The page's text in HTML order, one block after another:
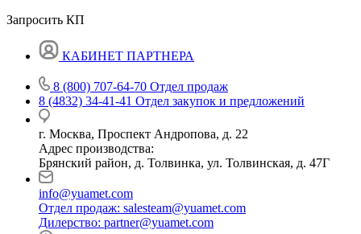
Запросить КП
КАБИНЕТ ПАРТНЕРА
8 (800) 707-64-70 Отдел продаж
8 (4832) 34-41-41 Отдел закупок и предложений
г. Москва, Проспект Андропова, д. 22
Адрес производства:
Брянский район, д. Толвинка, ул. Толвинская, д. 47Г
info@yuamet.com
Отдел продаж: salesteam@yuamet.com
Дилерство: partner@yuamet.com